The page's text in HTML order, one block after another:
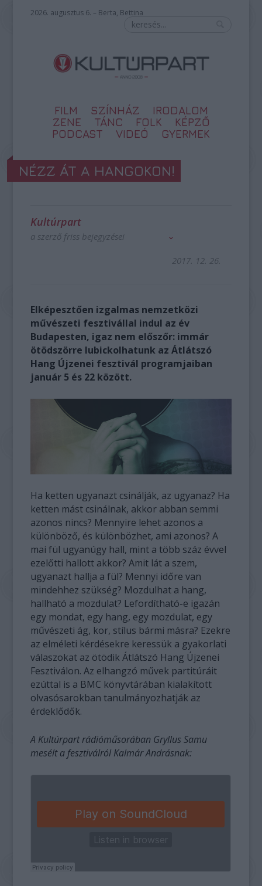
2026. augusztus 6. – Berta, Bettina
FILM SZÍNHÁZ
IRODALOM
ZENE
TÁNC FOLK
KÉPZŐ
PODCAST
VIDEÓ GYERMEK
NÉZZ ÁT A HANGOKON!
Kultúrpart
a szerző friss bejegyzései
2017. 12. 26.
Elképesztően izgalmas nemzetközi
művészeti fesztivállal indul az év
Budapesten, igaz nem előszőr: immár
ötödszörre lubickolhatunk az Átlátszó
Hang Újzenei fesztivál programjaiban
január 5 és 22 között.
Ha ketten ugyanazt csinálják, az ugyanaz? Ha
ketten mást csinálnak, akkor abban semmi
azonos nincs? Mennyire lehet azonos a
különböző, és különbözhet, ami azonos? A
mai fül ugyanúgy hall, mint a több száz évvel
ezelőtti hallott akkor? Amit lát a szem,
ugyanazt hallja a fül? Mennyi időre van
mindehhez szükség? Mozdulhat a hang,
hallható a mozdulat? Lefordítható-e igazán
egy mondat, egy hang, egy mozdulat, egy
művészeti ág, kor, stílus bármi másra? Ezekre
az elméleti kérdésekre keressük a gyakorlati
válaszokat az ötödik Átlátszó Hang Újzenei
Fesztiválon. Az elhangzó művek partitúráit
ezúttal is a BMC könyvtárában kialakított
olvasósarokban tanulmányozhatják az
érdeklődők.
A Kultúrpart rádióműsorában Gryllus Samu
mesélt a fesztiválról Kalmár Andrásnak: